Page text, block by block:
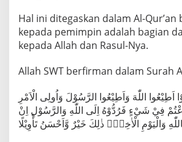
s
l
a
?
Hal ini ditegaskan dalam Al-Qur’an
kepada pemimpin adalah bagian
kepada Allah dan Rasul-Nya.
Allah SWT berfirman dalam Surah
اَطِيْعُوا اللّٰهَ وَاَطِيْعُوا الرَّسُوْلَ وَاُولِى الْاَمْرِ
فِيْ شَيْءٍ فَرُدُّوْهُ اِلَى اللّٰهِ وَالرَّسُوْلِ اِنْ